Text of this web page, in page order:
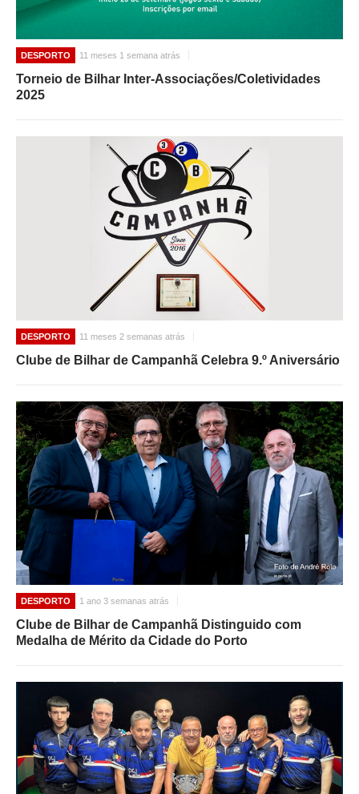
DESPORTO 11 meses 1 semana atrás
Torneio de Bilhar Inter-Associações/Coletividades
2025
DESPORTO 11 meses 2 semanas atrás
Clube de Bilhar de Campanhã Celebra 9.º Aniversário
DESPORTO 1 ano 3 semanas atrás
Clube de Bilhar de Campanhã Distinguido com
Medalha de Mérito da Cidade do Porto